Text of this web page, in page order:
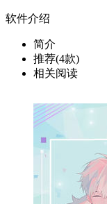
软件介绍
简介
推荐(4款)
相关阅读